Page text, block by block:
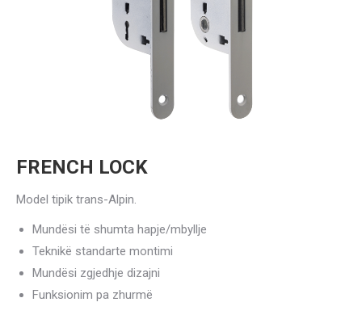
FRENCH LOCK
Model tipik trans-Alpin.
Mundësi të shumta hapje/mbyllje
Teknikë standarte montimi
Mundësi zgjedhje dizajni
Funksionim pa zhurmë